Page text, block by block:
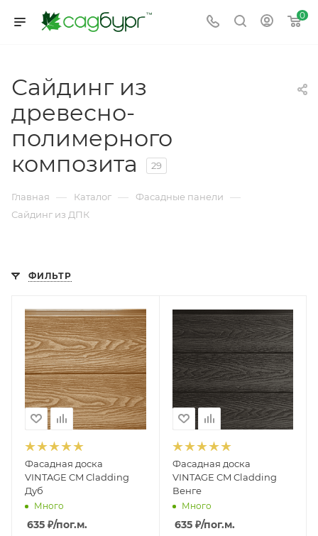
0
Сайдинг из
древесно-
полимерного
композита
29
Главная — Каталог — Фасадные панели —
Сайдинг из ДПК
ФИЛЬТР
Фасадная доска
VINTAGE CM Cladding
Дуб
Много
635 ₽/пог.м.
Фасадная доска
VINTAGE CM Cladding
Венге
Много
635 ₽/пог.м.